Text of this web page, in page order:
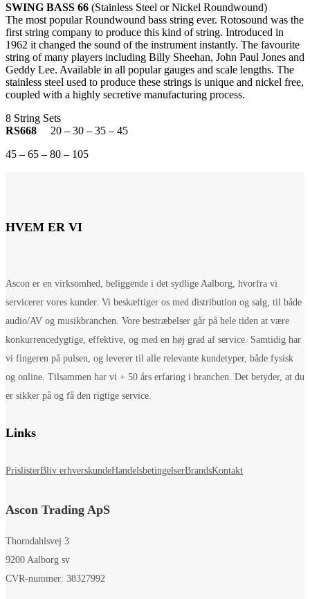
SWING BASS 66 (Stainless Steel or Nickel Roundwound)
The most popular Roundwound bass string ever. Rotosound was the
first string company to produce this kind of string. Introduced in
1962 it changed the sound of the instrument instantly. The favourite
string of many players including Billy Sheehan, John Paul Jones and
Geddy Lee. Available in all popular gauges and scale lengths. The
stainless steel used to produce these strings is unique and nickel free,
coupled with a highly secretive manufacturing process.
8 String Sets
RS668 20 – 30 – 35 – 45
45 – 65 – 80 – 105
HVEM ER VI
Ascon er en virksomhed, beliggende i det sydlige Aalborg, hvorfra vi
servicerer vores kunder. Vi beskæftiger os med distribution og salg, til både
audio/AV og musikbranchen. Vore bestræbelser går på hele tiden at være
konkurrencedygtige, effektive, og med en høj grad af service. Samtidig har
vi fingeren på pulsen, og leverer til alle relevante kundetyper, både fysisk
og online. Tilsammen har vi + 50 års erfaring i branchen. Det betyder, at du
er sikker på og få den rigtige service.
Links
PrislisterBliv erhverskundeHandelsbetingelserBrandsKontakt
Ascon Trading ApS
Thorndahlsvej 3
9200 Aalborg sv
CVR-nummer: 38327992